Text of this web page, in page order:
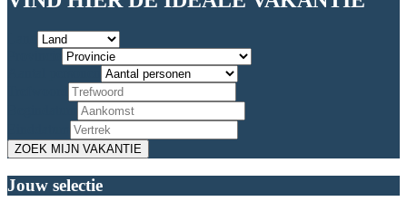
Jouw selectie